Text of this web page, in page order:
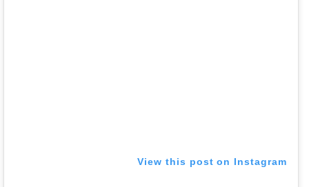
View this post on Instagram